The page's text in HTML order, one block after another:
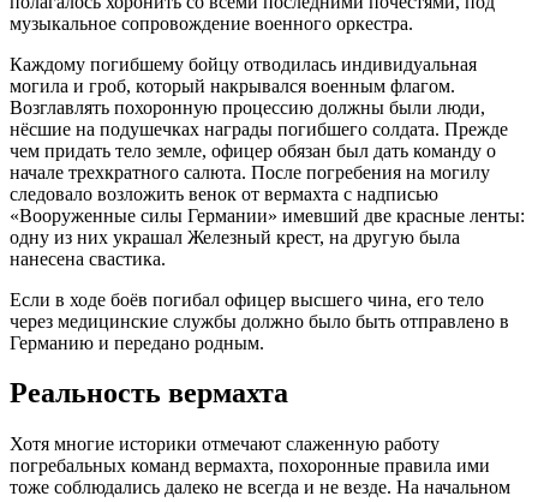
музыкальное сопровождение военного оркестра.
Каждому погибшему бойцу отводилась индивидуальная
могила и гроб, который накрывался военным флагом.
Возглавлять похоронную процессию должны были люди,
нёсшие на подушечках награды погибшего солдата. Прежде
чем придать тело земле, офицер обязан был дать команду о
начале трехкратного салюта. После погребения на могилу
следовало возложить венок от вермахта с надписью
«Вооруженные силы Германии» имевший две красные ленты:
одну из них украшал Железный крест, на другую была
нанесена свастика.
Если в ходе боёв погибал офицер высшего чина, его тело
через медицинские службы должно было быть отправлено в
Германию и передано родным.
Реальность вермахта
Хотя многие историки отмечают слаженную работу
погребальных команд вермахта, похоронные правила ими
тоже соблюдались далеко не всегда и не везде. На начальном